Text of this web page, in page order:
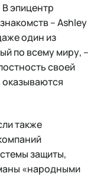
эпицентр
– Ashley
один из
по всему миру, –
своей
также
защиты,
«народными